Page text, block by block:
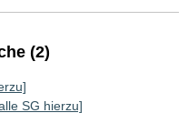
(2)
SG hierzu]